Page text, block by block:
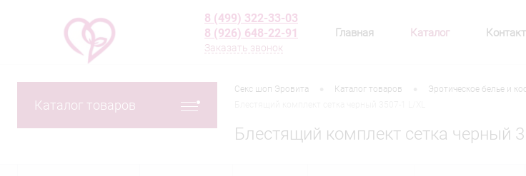
8 (499) 322-33-03
8 (926) 648-22-91
Заказать звонок
Главная Каталог
Каталог товаров
Секс шоп Эровита Каталог товаров Эротическое белье и
Блестящий комплект сетка черный